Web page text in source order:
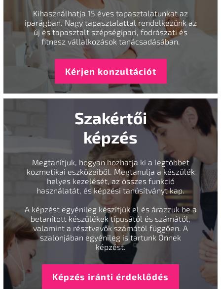
Kihasználhatja 15 éves tapasztalatunkat az
iparágban. Nagy tapasztalattal rendelkezünk az
új és tapasztalt szépségipari, fodrászati és
fitnesz vállalkozások tanácsadásában.
Kérjen konzultációt
Szakértői
képzés
Megtanítjuk, hogyan hozhatja ki a legtöbbet
kozmetikai eszközeiből. Megtanulja a készülék
helyes kezelését, az összes funkció
használatát, és képzési tanúsítványt kap.
A képzést egyénileg készítjük el és árazzuk be a
betanított készülékek típusától és számától,
valamint a résztvevők számától függően. A
szalonjában egyénileg is tartunk Önnek
képzést.
Képzés iránti érdeklődés